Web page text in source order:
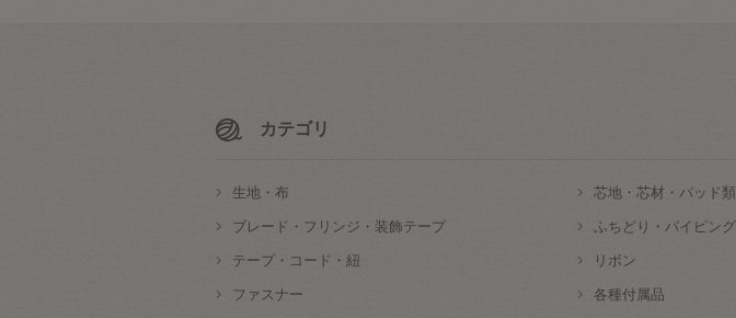
カテゴリ
生地・布 芯地・芯材・パッド
ブレード・フリンジ・装飾テープ ふちどり・パイピング
テープ・コード・紐 リボン
ファスナー 各種付属品